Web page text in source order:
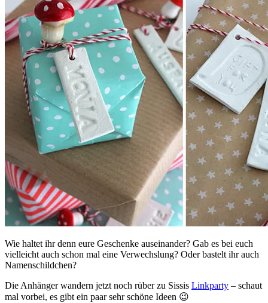
Wie haltet ihr denn eure Geschenke auseinander? Gab es bei euch
vielleicht auch schon mal eine Verwechslung? Oder bastelt ihr auch
Namenschildchen?
Die Anhänger wandern jetzt noch rüber zu Sissis Linkparty – schaut
mal vorbei, es gibt ein paar sehr schöne Ideen 😉